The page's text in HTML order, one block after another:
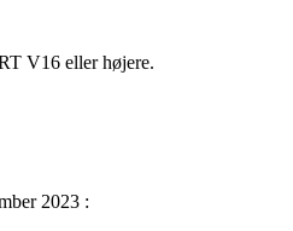
V16 eller højere.
2023 :